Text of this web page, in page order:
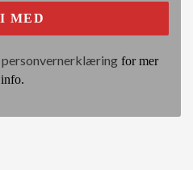
personvernerklæringfor mer
info.